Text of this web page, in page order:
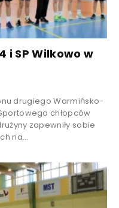
i SP Wilkowo w
drugiego Warmińsko-
chłopców
zapewniły sobie
na...